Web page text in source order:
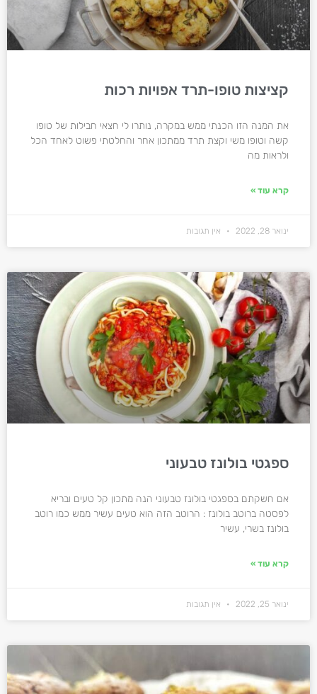
קציצות טופו-תרד אפויות רכות
את המנה הזו הכנתי ממש במקרה, נותרו לי חצאי חבילות של טופו
קשה וטופו משי וקצת תרד ממתכון אחר והחלטתי פשוט לאחד הכל
ולראות מה
קרא עוד »
ינואר 28, 2022 אין תגובות
ספגטי בולונז טבעוני
אם חשקתם בספגטי בולונז טבעוני הנה מתכון קל טעים ובריא
לפסטה ברוטב בולונז : הרוטב הזה הוא טעים עשיר ממש כמו רוטב
בולונז בשרי, עשיר
קרא עוד »
ינואר 25, 2022 אין תגובות